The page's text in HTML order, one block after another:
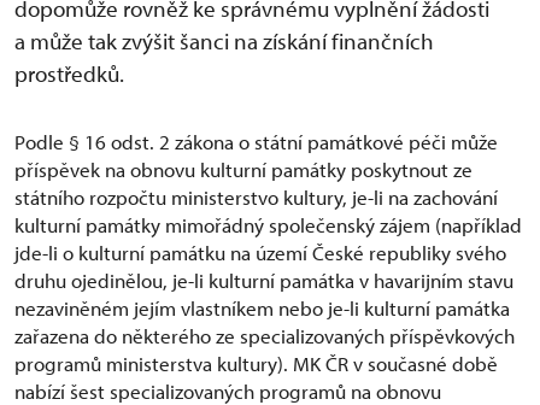
dopomůže rovněž ke správnému vyplnění žádosti
a může tak zvýšit šanci na získání finančních
prostředků.
Podle § 16 odst. 2 zákona o státní památkové péči může
příspěvek na obnovu kulturní památky poskytnout ze
státního rozpočtu ministerstvo kultury, je-li na zachování
kulturní památky mimořádný společenský zájem (například
jde-li o kulturní památku na území České republiky svého
druhu ojedinělou, je-li kulturní památka v havarijním stavu
nezaviněném jejím vlastníkem nebo je-li kulturní památka
zařazena do některého ze specializovaných příspěvkových
programů ministerstva kultury). MK ČR v současné době
nabízí šest specializovaných programů na obnovu